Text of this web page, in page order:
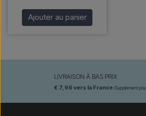
Ajouter au panier
LIVRAISON À BAS PRIX
€ 7,96 vers la France(Supplément